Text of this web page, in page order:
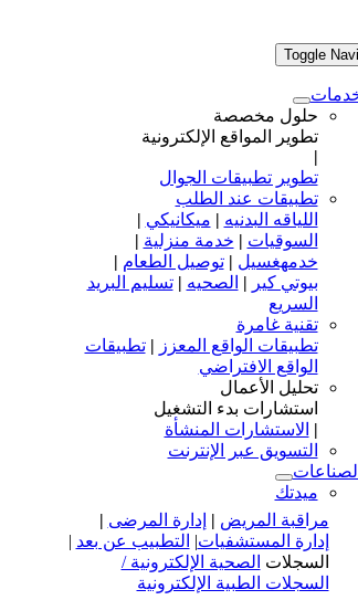
Toggle
حلول مخصصة
تطوير المواقع الإلكترونية
|
تطوير تطبيقات الجوال
تطبيقات عند الطلب
اللياقه البدنيه | ميكانيكي |
السوقيات | خدمة منزلية |
خدمهغسيل |توصيل الطعام |
بيوتي كير | الصحيه |تسليم البريد
السريع
تقنية غامرة
تطبيقات الواقع المعزز |تطبيقات
الواقع الافتراضي
تحليل الأعمال
استشارات بدء التشغيل
| الاستشارات المنشأة
التسويق عبر الإنترنت
ميدتك
مراقبة المريض | إدارة المرضى |
إدارة المستشفيات| التطبيب عن بعد |
السجلات الصحية الإلكترونية /
السجلات الطبية الإلكترونية